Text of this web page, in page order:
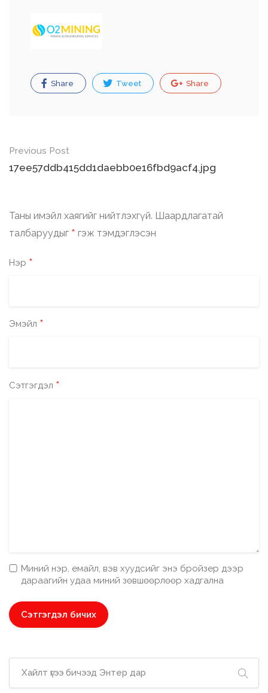
Share Tweet Share
Post
navigation
Previous Post
17ee57ddb415dd1daebb0e16fbd9acf4.jpg
Таны имэйл хаягийг нийтлэхгүй. Шаардлагатай
талбаруудыг * гэж тэмдэглэсэн
Нэр *
Эмэйл *
Сэтгэгдэл *
Миний нэр, емайл, вэв хуудсийг энэ бройзер дээр
дараагийн удаа миний зөвшөөрлөөр хадгална